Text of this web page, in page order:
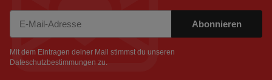
Abonnieren
Mit dem Eintragen deiner Mail stimmst du unseren
Dateschutzbestimmungen zu.